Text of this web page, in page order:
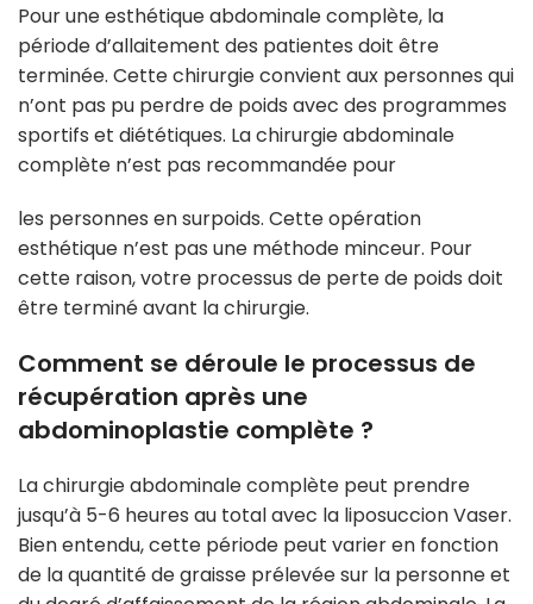
Pour une esthétique abdominale complète, la
période d’allaitement des patientes doit être
terminée. Cette chirurgie convient aux personnes qui
n’ont pas pu perdre de poids avec des programmes
sportifs et diététiques. La chirurgie abdominale
complète n’est pas recommandée pour
les personnes en surpoids. Cette opération
esthétique n’est pas une méthode minceur. Pour
cette raison, votre processus de perte de poids doit
être terminé avant la chirurgie.
Comment se déroule le processus de
récupération après une
abdominoplastie complète ?
La chirurgie abdominale complète peut prendre
jusqu’à 5-6 heures au total avec la liposuccion Vaser.
Bien entendu, cette période peut varier en fonction
de la quantité de graisse prélevée sur la personne et